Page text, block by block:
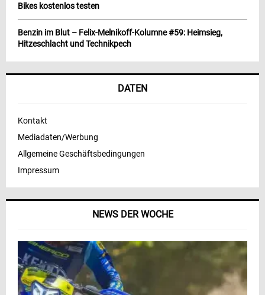
NEWS DER WOCHE
Bikes kostenlos testen
Benzin im Blut – Felix-Melnikoff-Kolumne #59: Heimsieg,
Hitzeschlacht und Technikpech
DATEN
Kontakt
Mediadaten/Werbung
Allgemeine Geschäftsbedingungen
Impressum